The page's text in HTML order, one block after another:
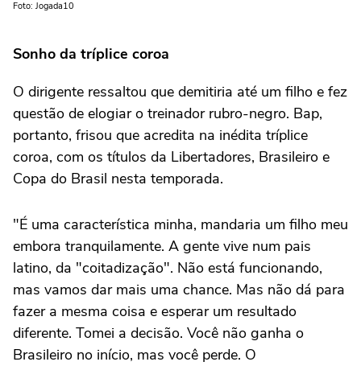
Foto: Jogada10
Sonho da tríplice coroa
O dirigente ressaltou que demitiria até um filho e fez
questão de elogiar o treinador rubro-negro. Bap,
portanto, frisou que acredita na inédita tríplice
coroa, com os títulos da Libertadores, Brasileiro e
Copa do Brasil nesta temporada.
"É uma característica minha, mandaria um filho meu
embora tranquilamente. A gente vive num pais
latino, da "coitadização". Não está funcionando,
mas vamos dar mais uma chance. Mas não dá para
fazer a mesma coisa e esperar um resultado
diferente. Tomei a decisão. Você não ganha o
Brasileiro no início, mas você perde. O